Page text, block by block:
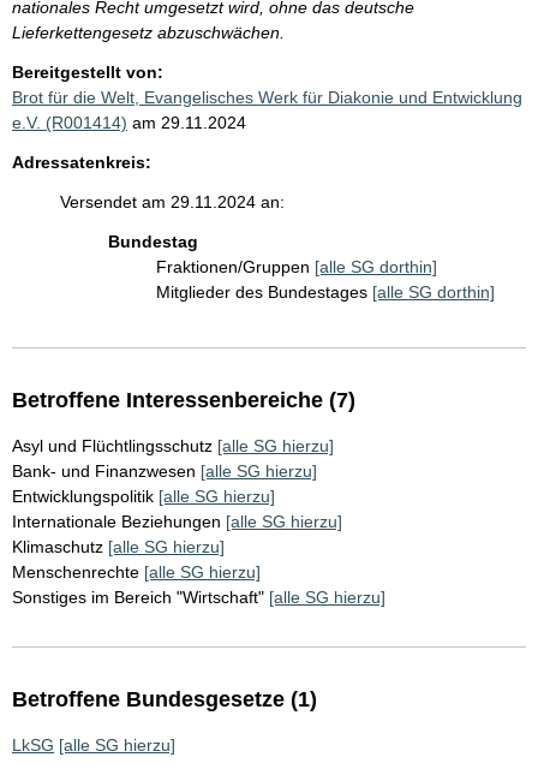
nationales Recht umgesetzt wird, ohne das deutsche
Lieferkettengesetz abzuschwächen.
Bereitgestellt von:
Brot für die Welt, Evangelisches Werk für Diakonie und Entwicklung
e.V. (R001414) am 29.11.2024
Adressatenkreis:
Versendet am 29.11.2024 an:
Bundestag
Fraktionen/Gruppen [alle SG dorthin]
Mitglieder des Bundestages [alle SG dorthin]
Betroffene Interessenbereiche (7)
Asyl und Flüchtlingsschutz [alle SG hierzu]
Bank- und Finanzwesen [alle SG hierzu]
Entwicklungspolitik [alle SG hierzu]
Internationale Beziehungen [alle SG hierzu]
Klimaschutz [alle SG hierzu]
Menschenrechte [alle SG hierzu]
Sonstiges im Bereich "Wirtschaft" [alle SG hierzu]
Betroffene Bundesgesetze (1)
LkSG [alle SG hierzu]